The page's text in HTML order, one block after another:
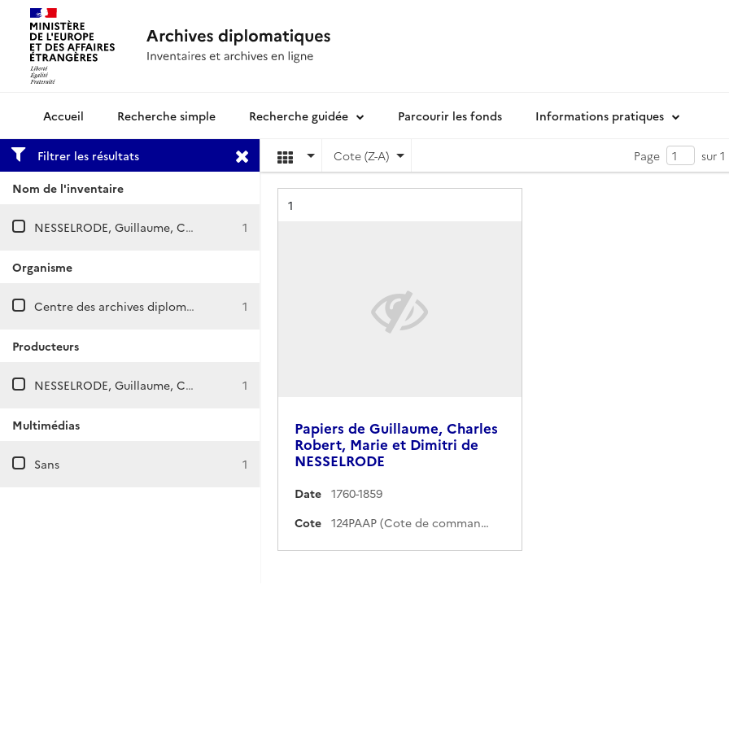
Archives diplomatiquesRecherche simple Recherche guidée Parcourir les fonds Informations pratiques
Filtrer les résultats
Nom de l'inventaire
NESSELRODE, Guillaume, Charles Robert, Marie et Dmitri de 1
Organisme
Centre des archives diplomatiques de La Courneuve 1
Producteurs
NESSELRODE, Guillaume, Charles Robert, Marie et Dmitri de 1
Multimédias
Sans 1
Cote (Z-A) Page sur 1
Résultat n°
1
Papiers de Guillaume, Charles
Robert, Marie et Dimitri de
NESSELRODE
Date 1760-1859
Cote
124PAAP (Cote de commande)